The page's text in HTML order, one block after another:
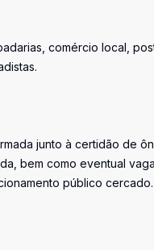
comércio local,
junto à certidão de
bem como eventual
público cercado.